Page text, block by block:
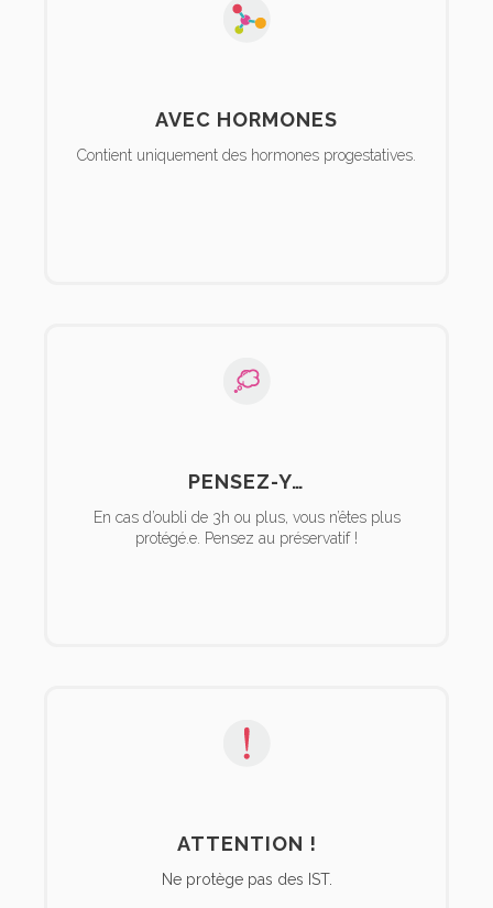
AVEC HORMONES
Contient uniquement des hormones progestatives.
PENSEZ-Y…
En cas d’oubli de 3h ou plus, vous n’êtes plus
protégé.e. Pensez au préservatif !
ATTENTION !
Ne protège pas des IST.